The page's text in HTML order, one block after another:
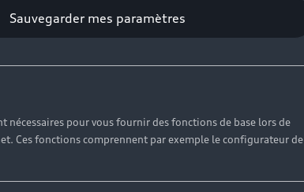
Sauvegarder mes paramètres
nécessaires pour vous fournir des fonctions de base lors de
Ces fonctions comprennent par exemple le configurateur de
Copy